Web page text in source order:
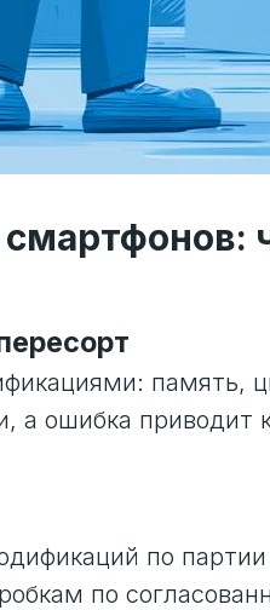
память,
а ошибка приводит
по партии
по